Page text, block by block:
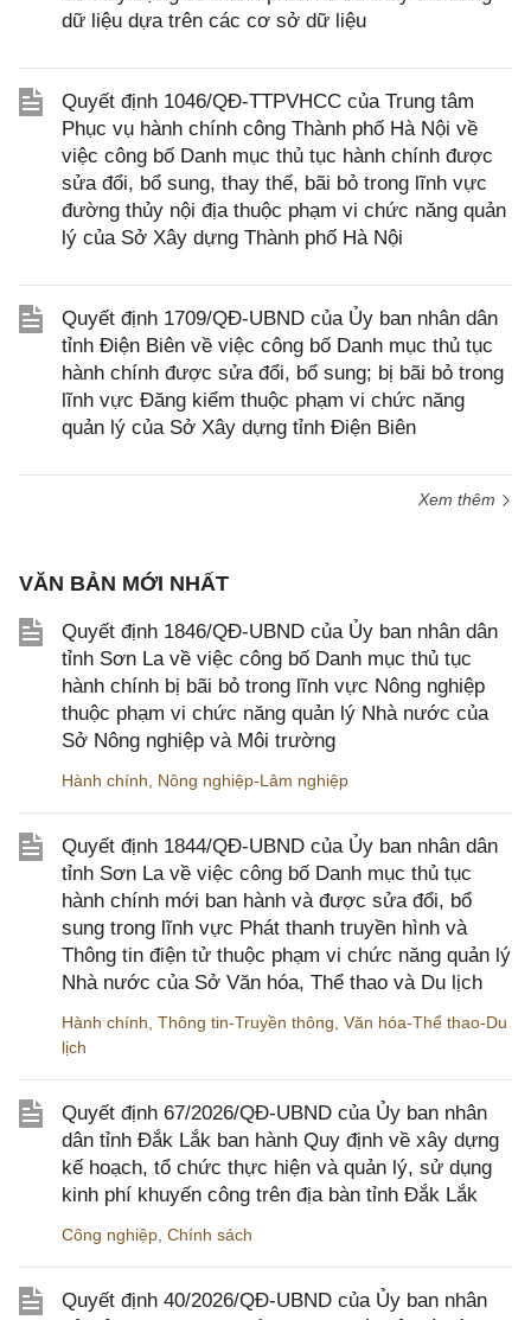
dữ liệu dựa trên các cơ sở dữ liệu
Quyết định 1046/QĐ-TTPVHCC của Trung tâm
Phục vụ hành chính công Thành phố Hà Nội về
việc công bố Danh mục thủ tục hành chính được
sửa đổi, bổ sung, thay thế, bãi bỏ trong lĩnh vực
đường thủy nội địa thuộc phạm vi chức năng quản
lý của Sở Xây dựng Thành phố Hà Nội
Quyết định 1709/QĐ-UBND của Ủy ban nhân dân
tỉnh Điện Biên về việc công bố Danh mục thủ tục
hành chính được sửa đổi, bổ sung; bị bãi bỏ trong
lĩnh vực Đăng kiểm thuộc phạm vi chức năng
quản lý của Sở Xây dựng tỉnh Điện Biên
Xem thêm
VĂN BẢN MỚI NHẤT
Quyết định 1846/QĐ-UBND của Ủy ban nhân dân
tỉnh Sơn La về việc công bố Danh mục thủ tục
hành chính bị bãi bỏ trong lĩnh vực Nông nghiệp
thuộc phạm vi chức năng quản lý Nhà nước của
Sở Nông nghiệp và Môi trường
Hành chính Nông nghiệp-Lâm nghiệp
Quyết định 1844/QĐ-UBND của Ủy ban nhân dân
tỉnh Sơn La về việc công bố Danh mục thủ tục
hành chính mới ban hành và được sửa đổi, bổ
sung trong lĩnh vực Phát thanh truyền hình và
Thông tin điện tử thuộc phạm vi chức năng quản lý
Nhà nước của Sở Văn hóa, Thể thao và Du lịch
Hành chính Thông tin-Truyền thông Văn hóa-Thể thao-Du
lịch
Quyết định 67/2026/QĐ-UBND của Ủy ban nhân
dân tỉnh Đắk Lắk ban hành Quy định về xây dựng
kế hoạch, tổ chức thực hiện và quản lý, sử dụng
kinh phí khuyến công trên địa bàn tỉnh Đắk Lắk
Công nghiệp Chính sách
Quyết định 40/2026/QĐ-UBND của Ủy ban nhân